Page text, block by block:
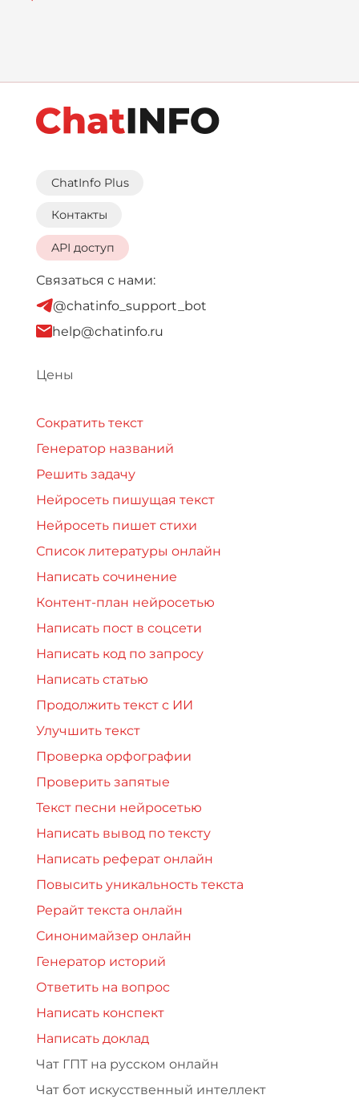
ChatInfo Plus
Контакты
API доступ
Связаться с нами:
@chatinfo_support_bot
help@chatinfo.ru
Цены
Сократить текст
Генератор названий
Решить задачу
Нейросеть пишущая текст
Нейросеть пишет стихи
Список литературы онлайн
Написать сочинение
Контент-план нейросетью
Написать пост в соцсети
Написать код по запросу
Написать статью
Продолжить текст с ИИ
Улучшить текст
Проверка орфографии
Проверить запятые
Текст песни нейросетью
Написать вывод по тексту
Написать реферат онлайн
Повысить уникальность текста
Рерайт текста онлайн
Синонимайзер онлайн
Генератор историй
Ответить на вопрос
Написать конспект
Написать доклад
Чат ГПТ на русском онлайн
Чат бот искусственный интеллект